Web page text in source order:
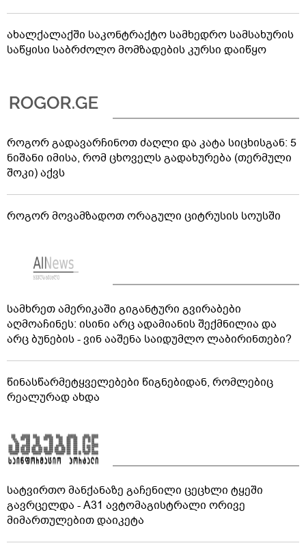
ახალქალაქში საკონტრაქტო სამხედრო სამსახურის
საწყისი საბრძოლო მომზადების კურსი დაიწყო
როგორ გადავარჩინოთ ძაღლი და კატა სიცხისგან: 5
ნიშანი იმისა, რომ ცხოველს გადახურება (თერმული
შოკი) აქვს
როგორ მოვამზადოთ ორაგული ციტრუსის სოუსში
სამხრეთ ამერიკაში გიგანტური გვირაბები
აღმოაჩინეს: ისინი არც ადამიანის შექმნილია და
არც ბუნების - ვინ ააშენა საიდუმლო ლაბირინთები?
წინასწარმეტყველებები წიგნებიდან, რომლებიც
რეალურად ახდა
სატვირთო მანქანაზე გაჩენილი ცეცხლი ტყეში
გავრცელდა - A31 ავტომაგისტრალი ორივე
მიმართულებით დაიკეტა